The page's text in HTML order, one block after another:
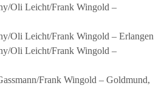
Oli Leicht/Frank Wingold –
Oli Leicht/Frank Wingold – Erlangen
Oli Leicht/Frank Wingold –
Frank Wingold – Goldmund,